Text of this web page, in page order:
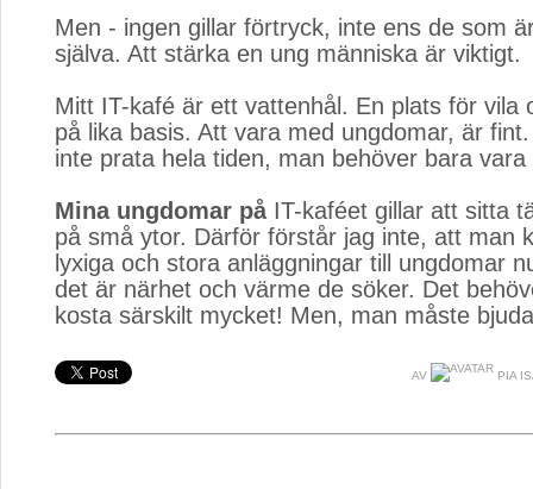
Men - ingen gillar förtryck, inte ens de som
själva. Att stärka en ung människa är viktigt.
Mitt IT-kafé är ett vattenhål. En plats för vila
på lika basis. Att vara med ungdomar, är
inte prata hela tiden, man behöver bara vara
Mina ungdomar påIT-kaféet gillar att sitta
på små ytor. Därför förstår jag inte, att man
lyxiga och stora anläggningar till ungdomar
det är närhet och värme de söker. Det
kosta särskilt mycket! Men, man måste
AV PIA